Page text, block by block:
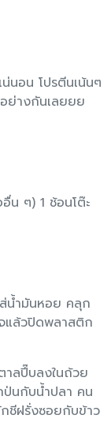
นอน โปรตีนเน้นๆ
ย่างกันเลยยย
น ๆ) 1 ช้อนโต๊ะ
น้ำมันหอย คลุก
แล้วปิดพลาสติก
าลปี๊บลงในถ้วย
ป่นกับน้ำปลา คน
ชีฝรั่งซอยกับข้าว